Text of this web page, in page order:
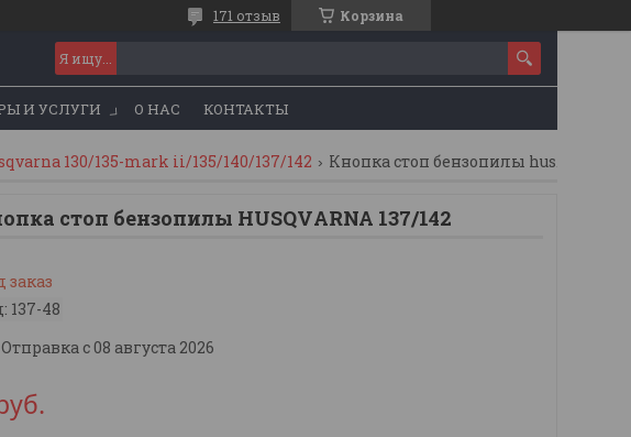
Корзина
171 отзыв
И УСЛУГИ О НАС КОНТАКТЫ
130/135-mark ii/135/140/137/142 Кнопка стоп бензопилы husqvаrna 137/142
стоп бензопилы HUSQVАRNA 137/142
заказ
137-48
Отправка с 08 августа 2026